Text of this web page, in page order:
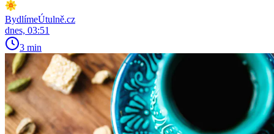
BydlímeÚtulně.cz
dnes, 03:51
3 min